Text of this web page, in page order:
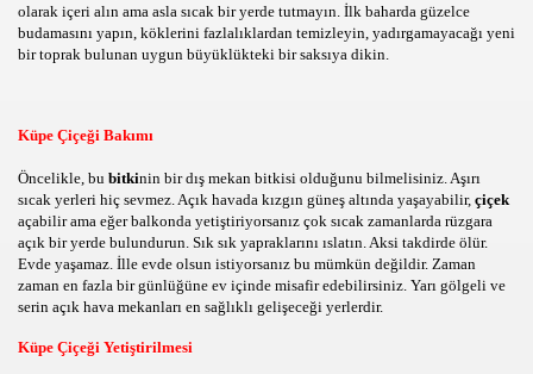
olarak içeri alın ama asla sıcak bir yerde tutmayın. İlk baharda güzelce
budamasını yapın, köklerini fazlalıklardan temizleyin, yadırgamayacağı yeni
bir toprak bulunan uygun büyüklükteki bir saksıya dikin.
Küpe Çiçeği Bakımı
Öncelikle, bu bitkinin bir dış mekan bitkisi olduğunu bilmelisiniz. Aşırı
sıcak yerleri hiç sevmez. Açık havada kızgın güneş altında yaşayabilir, çiçek
açabilir ama eğer balkonda yetiştiriyorsanız çok sıcak zamanlarda rüzgara
açık bir yerde bulundurun. Sık sık yapraklarını ıslatın. Aksi takdirde ölür.
Evde yaşamaz. İlle evde olsun istiyorsanız bu mümkün değildir. Zaman
zaman en fazla bir günlüğüne ev içinde misafir edebilirsiniz. Yarı gölgeli ve
serin açık hava mekanları en sağlıklı gelişeceği yerlerdir.
Küpe Çiçeği Yetiştirilmesi
VE VİDEOLARI
KOLAY,PRATİK,TARİFİ,NE PİŞİRSEM DİYENLER